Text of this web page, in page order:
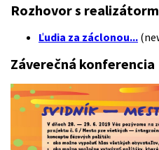
Rozhovor s
Ľudia za záclonou...
Záverečná konferencia